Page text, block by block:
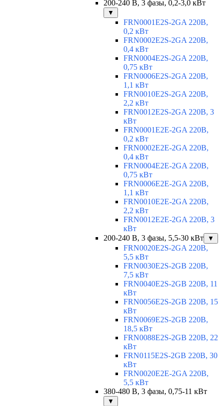
200-240 В, 3 фазы, 0,2-3,0 кВт
▼
FRN0001E2S-2GA 220В,
0,2 кВт
FRN0002E2S-2GA 220В,
0,4 кВт
FRN0004E2S-2GA 220В,
0,75 кВт
FRN0006E2S-2GA 220В,
1,1 кВт
FRN0010E2S-2GA 220В,
2,2 кВт
FRN0012E2S-2GA 220В, 3
кВт
FRN0001E2E-2GA 220В,
0,2 кВт
FRN0002E2E-2GA 220В,
0,4 кВт
FRN0004E2E-2GA 220В,
0,75 кВт
FRN0006E2E-2GA 220В,
1,1 кВт
FRN0010E2E-2GA 220В,
2,2 кВт
FRN0012E2E-2GA 220В, 3
кВт
200-240 В, 3 фазы, 5,5-30 кВт
▼
FRN0020E2S-2GA 220В,
5,5 кВт
FRN0030E2S-2GB 220В,
7,5 кВт
FRN0040E2S-2GB 220В, 11
кВт
FRN0056E2S-2GB 220В, 15
кВт
FRN0069E2S-2GB 220В,
18,5 кВт
FRN0088E2S-2GB 220В, 22
кВт
FRN0115E2S-2GB 220В, 30
кВт
FRN0020E2E-2GA 220В,
5,5 кВт
380-480 В, 3 фазы, 0,75-11 кВт
▼